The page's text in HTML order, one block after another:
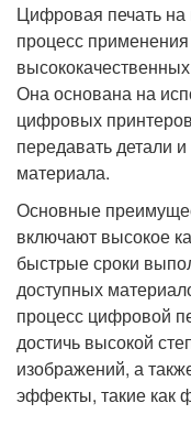
Цифровая печать на
процесс
Она основана на
цифровых
передавать детали
материала.
Основные
включают высокое
быстрые сроки
доступных
процесс цифровой
достичь высокой
изображений, а
эффекты, такие как